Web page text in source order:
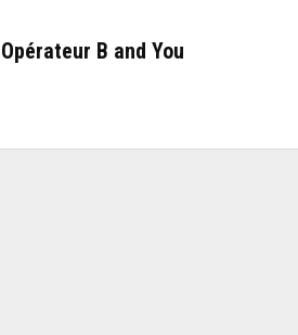
Opérateur B and You